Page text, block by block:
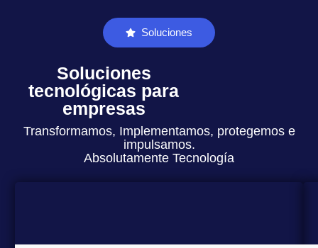
Soluciones
Soluciones
tecnológicas para
empresas
Transformamos, Implementamos, protegemos e
impulsamos.
Absolutamente Tecnología